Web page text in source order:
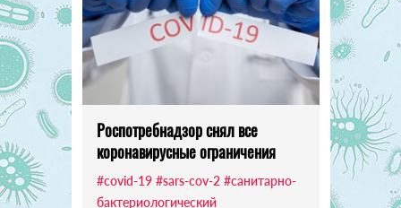
Роспотребнадзор снял все
коронавирусные ограничения
#covid-19 #sars-cov-2 #санитарно-
бактериологический